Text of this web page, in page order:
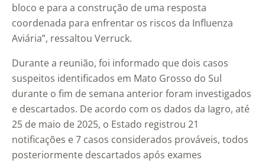
bloco e para a construção de uma resposta
coordenada para enfrentar os riscos da Influenza
Aviária”, ressaltou Verruck.
Durante a reunião, foi informado que dois casos
suspeitos identificados em Mato Grosso do Sul
durante o fim de semana anterior foram investigados
e descartados. De acordo com os dados da Iagro, até
25 de maio de 2025, o Estado registrou 21
notificações e 7 casos considerados prováveis, todos
posteriormente descartados após exames